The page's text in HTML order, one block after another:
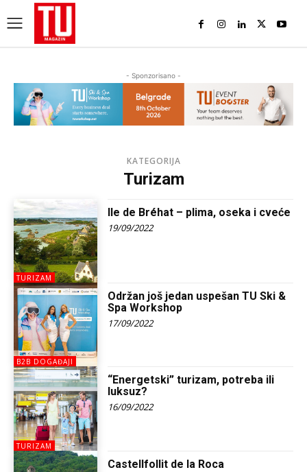
- Sponzorisano -
KATEGORIJA
Turizam
TURIZAM
Ile de Bréhat – plima, oseka i cveće
19/09/2022
B2B DOGAĐAJI
Održan još jedan uspešan TU Ski &
Spa Workshop
17/09/2022
TURIZAM
“Energetski” turizam, potreba ili
luksuz?
16/09/2022
Castellfollit de la Roca